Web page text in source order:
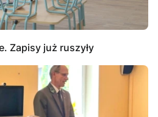
Zapisy już ruszyły